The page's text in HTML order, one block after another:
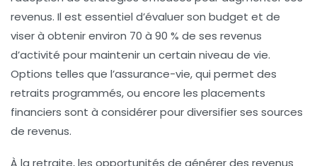
revenus. Il est essentiel d’évaluer son budget et de
viser à obtenir environ 70 à 90 % de ses revenus
d’activité pour maintenir un certain niveau de vie.
Options telles que l’assurance-vie, qui permet des
retraits programmés, ou encore les placements
financiers sont à considérer pour diversifier ses sources
de revenus.
À la retraite, les opportunités de générer des revenus